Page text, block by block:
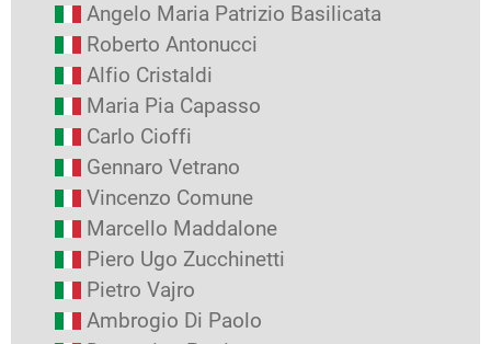
Angelo Maria Patrizio Basilicata
Roberto Antonucci
Alfio Cristaldi
Maria Pia Capasso
Carlo Cioffi
Gennaro Vetrano
Vincenzo Comune
Marcello Maddalone
Piero Ugo Zucchinetti
Pietro Vajro
Ambrogio Di Paolo